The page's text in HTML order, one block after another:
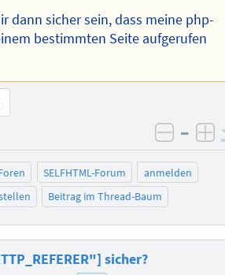
dann sicher sein, dass meine php-
bestimmten Seite aufgerufen
–
SELFHTML-Forum
anmelden
Beitrag im Thread-Baum
sicher?